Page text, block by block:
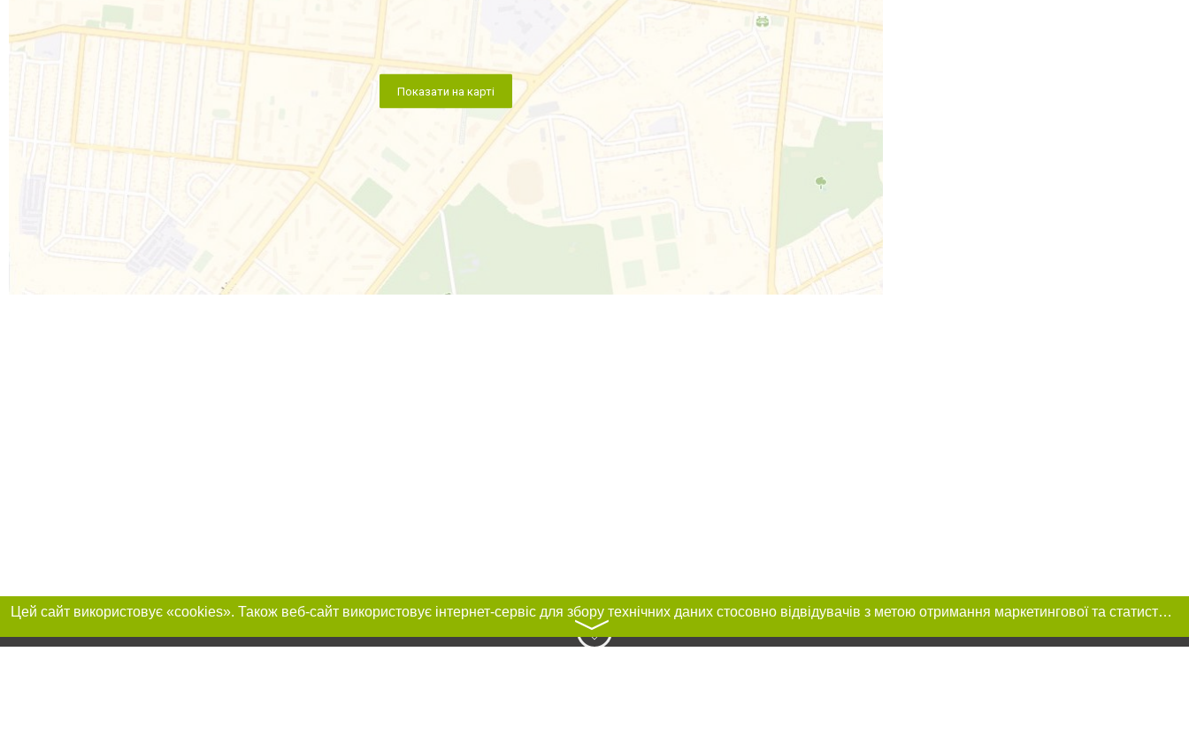
Показати на карті
Цей сайт використовує «cookies». Також веб-сайт використовує інтернет-сервіс для збору технічних даних стосовно відвідувачів з метою отримання маркетингової та статистичної інформації. Умови обробки даних відвідувачів сайту див.
〉